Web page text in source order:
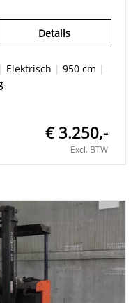
Details
| Elektrisch | 950 cm |
€ 3.250,-
Excl. BTW